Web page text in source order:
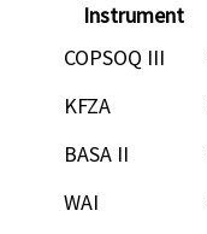
Instrument
COPSOQ III
KFZA
BASA II
WAI